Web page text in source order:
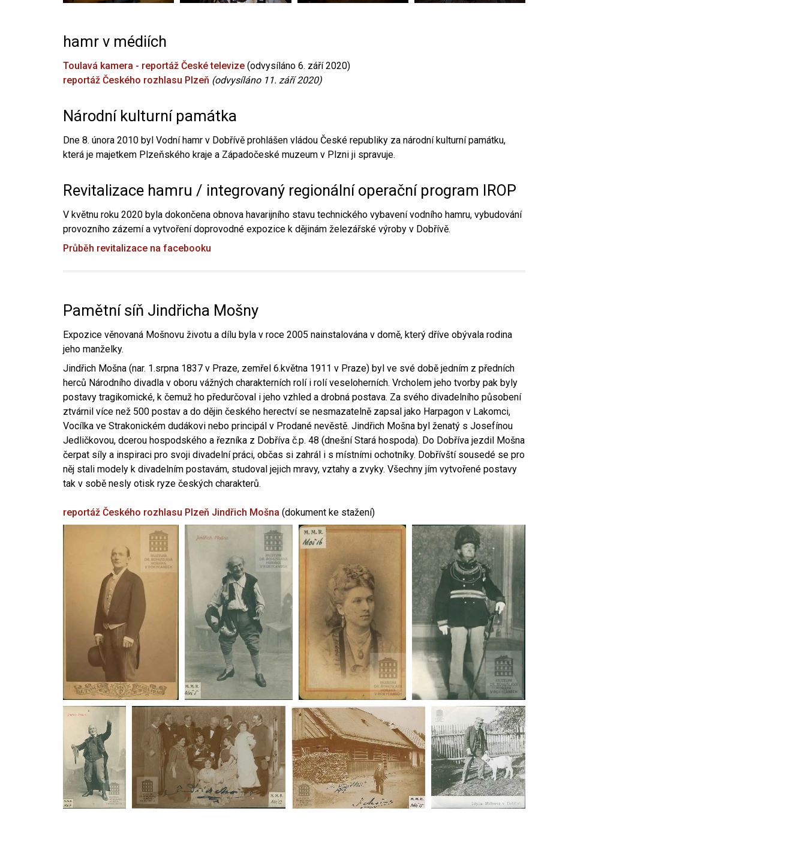
hamr v médiích
Toulavá kamera - reportáž České televize (odvysíláno 6. září 2020)
reportáž Českého rozhlasu Plzeň (odvysíláno 11. září 2020)
Národní kulturní památka
Dne 8. února 2010 byl Vodní hamr v Dobřívě prohlášen vládou České republiky za národní kulturní památku,
která je majetkem Plzeňského kraje a Západočeské muzeum v Plzni ji spravuje.
Revitalizace hamru / integrovaný regionální operační program IROP
V květnu roku 2020 byla dokončena obnova havarijního stavu technického vybavení vodního hamru, vybudování
provozního zázemí a vytvoření doprovodné expozice k dějinám železářské výroby v Dobřívě.
Průběh revitalizace na facebooku
Pamětní síň Jindřicha Mošny
Expozice věnovaná Mošnovu životu a dílu byla v roce 2005 nainstalována v domě, který dříve obývala rodina
jeho manželky.
Jindřich Mošna (nar. 1.srpna 1837 v Praze, zemřel 6.května 1911 v Praze) byl ve své době jedním z předních
herců Národního divadla v oboru vážných charakterních rolí i rolí veseloherních. Vrcholem jeho tvorby pak byly
postavy tragikomické, k čemuž ho předurčoval i jeho vzhled a drobná postava. Za svého divadelního působení
ztvárnil více než 500 postav a do dějin českého herectví se nesmazatelně zapsal jako Harpagon v Lakomci,
Vocílka ve Strakonickém dudákovi nebo principál v Prodané nevěstě. Jindřich Mošna byl ženatý s Josefínou
Jedličkovou, dcerou hospodského a řezníka z Dobříva č.p. 48 (dnešní Stará hospoda). Do Dobříva jezdil Mošna
čerpat síly a inspiraci pro svoji divadelní práci, občas si zahrál i s místními ochotníky. Dobřívští sousedé se pro
něj stali modely k divadelním postavám, studoval jejich mravy, vztahy a zvyky. Všechny jím vytvořené postavy
tak v sobě nesly otisk ryze českých charakterů.
reportáž Českého rozhlasu Plzeň Jindřich Mošna (dokument ke stažení)